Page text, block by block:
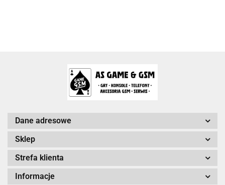
Arc System Works Europe
Dane adresowe
Sklep
Strefa klienta
Informacje